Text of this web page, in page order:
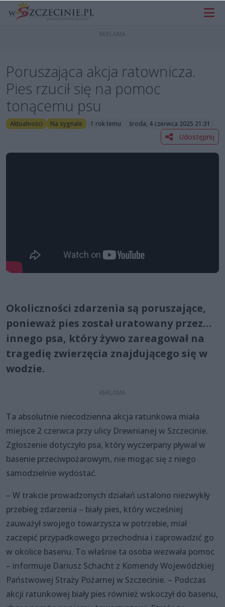
Poruszająca akcja ratownicza.
Pies rzucił się na pomoc
tonącemu psu
Aktualności Na sygnale 1 rok temu środa, 4 czerwca 2025 21:31
Udostępnij
Okoliczności zdarzenia są poruszające,
ponieważ pies został uratowany przez…
innego psa, który żywo zareagował na
tragedię zwierzęcia znajdującego się w
wodzie.
Ta absolutnie niecodzienna akcja ratunkowa miała
miejsce 2 czerwca przy ulicy Drewnianej w Szczecinie.
Zgłoszenie dotyczyło psa, który wyczerpany pływał w
basenie przeciwpożarowym, nie mogąc się z niego
samodzielnie wydostać.
– W trakcie prowadzonych działań ustalono niezwykły
przebieg zdarzenia – biały pies, który wcześniej
zauważył swojego towarzysza w potrzebie, miał
zaczepić przypadkowego przechodnia i zaprowadzić go
w okolice basenu. To właśnie ta osoba wezwała pomoc
– informuje Dariusz Schacht z Komendy Wojewódzkiej
Państwowej Straży Pożarnej w Szczecinie. – Podczas
akcji ratunkowej biały pies również wskoczył do basenu,